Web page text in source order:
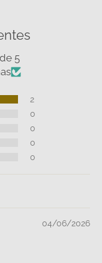
5
2
0
0
0
0
04/06/2026